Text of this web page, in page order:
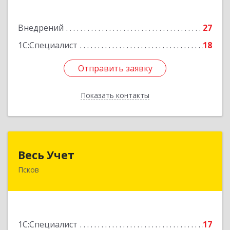
Внедрений
27
1С:Специалист
18
Отправить заявку
Показать контакты
Отправить заявку
Назад
Весь Учет
Псков
1С:Специалист 17
180019, Псковская обл, Псков г, Белинского ул,